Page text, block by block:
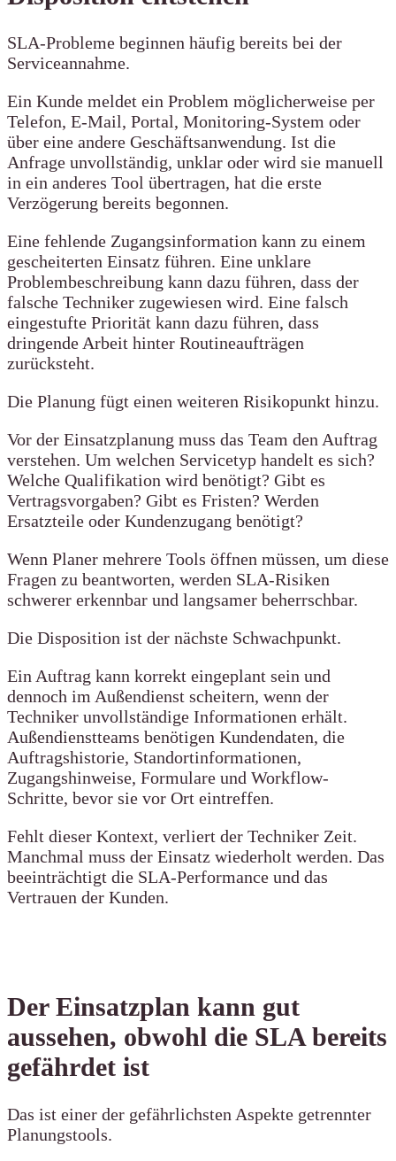
SLA-Probleme beginnen häufig bereits bei der
Serviceannahme.
Ein Kunde meldet ein Problem möglicherweise per
Telefon, E-Mail, Portal, Monitoring-System oder
über eine andere Geschäftsanwendung. Ist die
Anfrage unvollständig, unklar oder wird sie manuell
in ein anderes Tool übertragen, hat die erste
Verzögerung bereits begonnen.
Eine fehlende Zugangsinformation kann zu einem
gescheiterten Einsatz führen. Eine unklare
Problembeschreibung kann dazu führen, dass der
falsche Techniker zugewiesen wird. Eine falsch
eingestufte Priorität kann dazu führen, dass
dringende Arbeit hinter Routineaufträgen
zurücksteht.
Die Planung fügt einen weiteren Risikopunkt hinzu.
Vor der Einsatzplanung muss das Team den Auftrag
verstehen. Um welchen Servicetyp handelt es sich?
Welche Qualifikation wird benötigt? Gibt es
Vertragsvorgaben? Gibt es Fristen? Werden
Ersatzteile oder Kundenzugang benötigt?
Wenn Planer mehrere Tools öffnen müssen, um diese
Fragen zu beantworten, werden SLA-Risiken
schwerer erkennbar und langsamer beherrschbar.
Die Disposition ist der nächste Schwachpunkt.
Ein Auftrag kann korrekt eingeplant sein und
dennoch im Außendienst scheitern, wenn der
Techniker unvollständige Informationen erhält.
Außendienstteams benötigen Kundendaten, die
Auftragshistorie, Standortinformationen,
Zugangshinweise, Formulare und Workflow-
Schritte, bevor sie vor Ort eintreffen.
Fehlt dieser Kontext, verliert der Techniker Zeit.
Manchmal muss der Einsatz wiederholt werden. Das
beeinträchtigt die SLA-Performance und das
Vertrauen der Kunden.
Der Einsatzplan kann gut
aussehen, obwohl die SLA bereits
gefährdet ist
Das ist einer der gefährlichsten Aspekte getrennter
Planungstools.